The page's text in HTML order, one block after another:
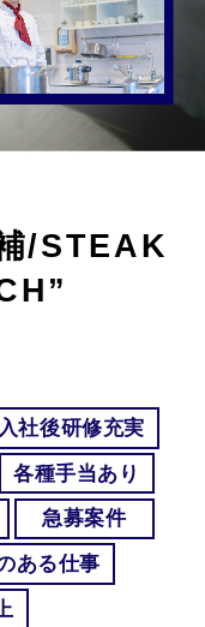
/STEAK
入社後研修充実
各種手当あり
急募案件
ある仕事